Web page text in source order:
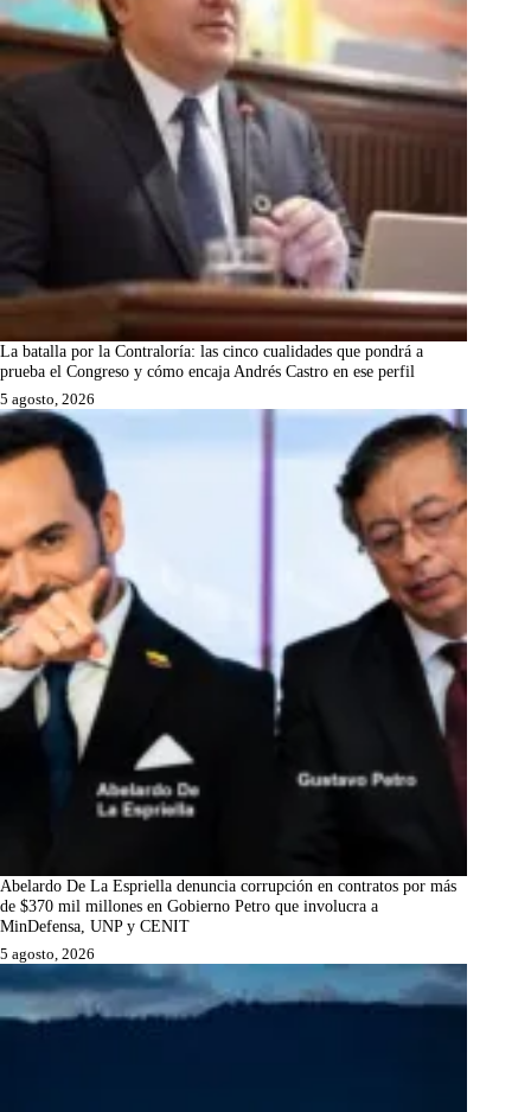
La batalla por la Contraloría: las cinco cualidades que pondrá a
prueba el Congreso y cómo encaja Andrés Castro en ese perfil
5 agosto, 2026
Abelardo De La Espriella denuncia corrupción en contratos por más
de $370 mil millones en Gobierno Petro que involucra a
MinDefensa, UNP y CENIT
5 agosto, 2026